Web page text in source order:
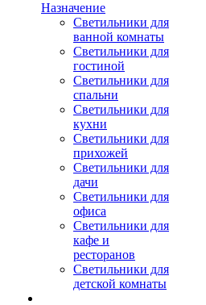
Назначение
Светильники для
ванной комнаты
Светильники для
гостиной
Светильники для
спальни
Светильники для
кухни
Светильники для
прихожей
Светильники для
дачи
Светильники для
офиса
Светильники для
кафе и
ресторанов
Светильники для
детской комнаты